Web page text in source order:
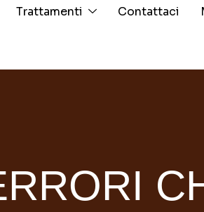
Trattamenti Contattaci